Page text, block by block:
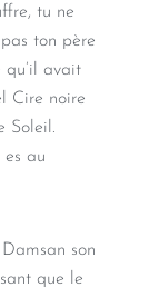
tu ne
ton père
qu’il avait
Cire noire
Soleil.
es au
son
que le